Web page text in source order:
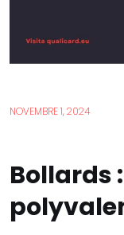
NOVEMBRE 1, 2024
Bollards